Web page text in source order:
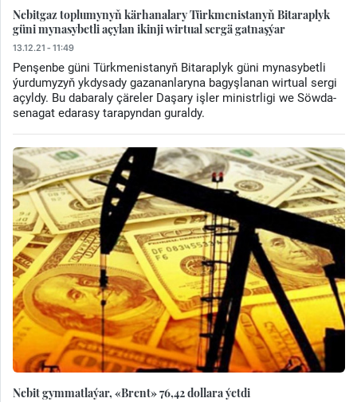
Nebitgaz toplumynyň kärhanalary Türkmenistanyň Bitaraplyk
güni mynasybetli açylan ikinji wirtual sergä gatnaşýar
13.12.21 - 11:49
Penşenbe güni Türkmenistanyň Bitaraplyk güni mynasybetli
ýurdumyzyň ykdysady gazananlaryna bagyşlanan wirtual sergi
açyldy. Bu dabaraly çäreler Daşary işler ministrligi we Söwda-
senagat edarasy tarapyndan guraldy.
Nebit gymmatlaýar, «Brent» 76,42 dollara ýetdi